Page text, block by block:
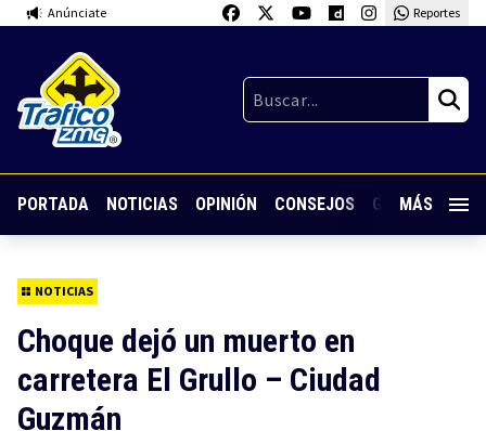
Anúnciate Reportes
PORTADA NOTICIAS OPINIÓN CONSEJOS GUARDIA
MÁS
NOTICIAS
Choque dejó un muerto en
carretera El Grullo – Ciudad
Guzmán